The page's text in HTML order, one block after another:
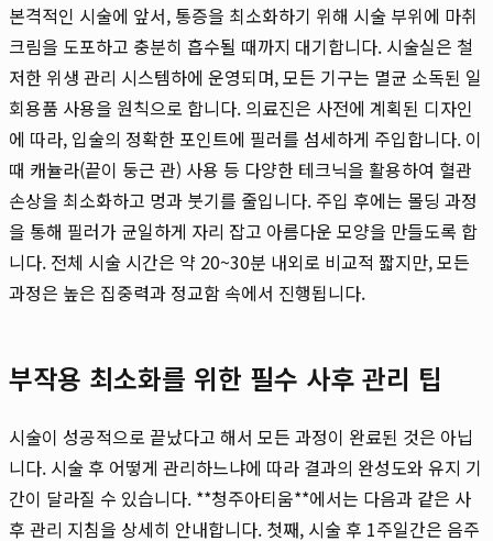
본격적인 시술에 앞서, 통증을 최소화하기 위해 시술 부위에 마취
크림을 도포하고 충분히 흡수될 때까지 대기합니다. 시술실은 철
저한 위생 관리 시스템하에 운영되며, 모든 기구는 멸균 소독된 일
회용품 사용을 원칙으로 합니다. 의료진은 사전에 계획된 디자인
에 따라, 입술의 정확한 포인트에 필러를 섬세하게 주입합니다. 이
때 캐뉼라(끝이 둥근 관) 사용 등 다양한 테크닉을 활용하여 혈관
손상을 최소화하고 멍과 붓기를 줄입니다. 주입 후에는 몰딩 과정
을 통해 필러가 균일하게 자리 잡고 아름다운 모양을 만들도록 합
니다. 전체 시술 시간은 약 20~30분 내외로 비교적 짧지만, 모든
과정은 높은 집중력과 정교함 속에서 진행됩니다.
부작용 최소화를 위한 필수 사후 관리 팁
시술이 성공적으로 끝났다고 해서 모든 과정이 완료된 것은 아닙
니다. 시술 후 어떻게 관리하느냐에 따라 결과의 완성도와 유지 기
간이 달라질 수 있습니다. **청주아티움**에서는 다음과 같은 사
후 관리 지침을 상세히 안내합니다. 첫째, 시술 후 1주일간은 음주